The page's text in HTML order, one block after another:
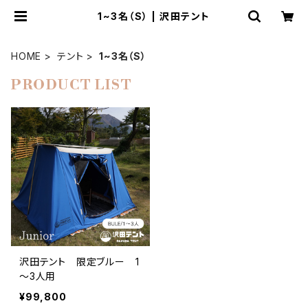
1~3名（S） | 沢田テント
HOME テント 1~3名（S）
PRODUCT LIST
沢田テント 限定ブルー 1
～3人用
¥99,800